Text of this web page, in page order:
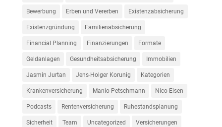
Bewerbung Erben und Vererben Existenzabsicherung
Existenzgründung Familienabsicherung
Financial Planning Finanzierungen Formate
Geldanlagen Gesundheitsabsicherung Immobilien
Jasmin Jurtan Jens-Holger Korunig Kategorien
Krankenversicherung Manio Petschmann Nico Eisen
Podcasts Rentenversicherung Ruhestandsplanung
Sicherheit Team Uncategorized Versicherungen